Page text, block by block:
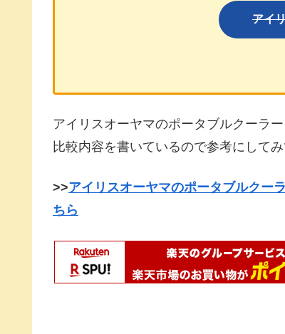
アイ
アイリスオーヤマのポータブルクーラ
比較内容を書いているので参考にして
>>アイリスオーヤマのポータブルクー
ちら